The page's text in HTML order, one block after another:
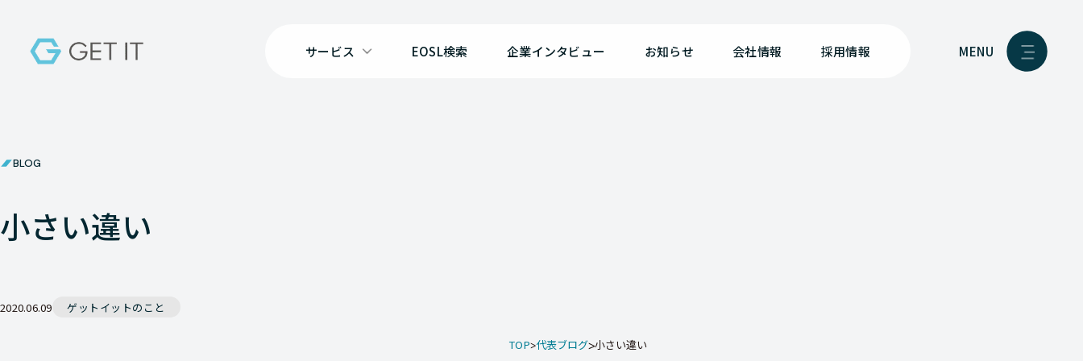
サービス EOSL検索 企業インタビュー お知らせ 会社情報 採用情報 MENU
BLOG
小さい違い
2020.06.09 ゲットイットのこと
TOP 代表ブログ 小さい違い